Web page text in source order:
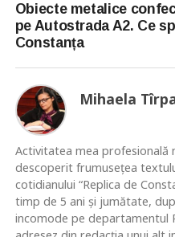
Obiecte metalice
pe Autostrada A2. Ce
Constanța
Mihaela
Activitatea mea profesională
descoperit frumusețea
cotidianului “Replica de
timp de 5 ani și jumătate,
incomode pe departamentul